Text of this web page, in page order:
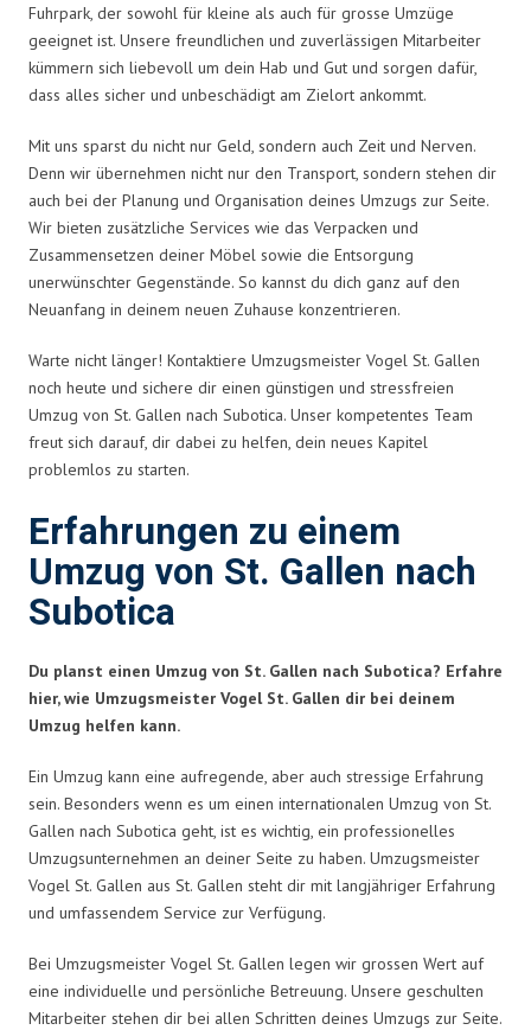
Fuhrpark, der sowohl für kleine als auch für grosse Umzüge
geeignet ist. Unsere freundlichen und zuverlässigen Mitarbeiter
kümmern sich liebevoll um dein Hab und Gut und sorgen dafür,
dass alles sicher und unbeschädigt am Zielort ankommt.
Mit uns sparst du nicht nur Geld, sondern auch Zeit und Nerven.
Denn wir übernehmen nicht nur den Transport, sondern stehen dir
auch bei der Planung und Organisation deines Umzugs zur Seite.
Wir bieten zusätzliche Services wie das Verpacken und
Zusammensetzen deiner Möbel sowie die Entsorgung
unerwünschter Gegenstände. So kannst du dich ganz auf den
Neuanfang in deinem neuen Zuhause konzentrieren.
Warte nicht länger! Kontaktiere Umzugsmeister Vogel St. Gallen
noch heute und sichere dir einen günstigen und stressfreien
Umzug von St. Gallen nach Subotica. Unser kompetentes Team
freut sich darauf, dir dabei zu helfen, dein neues Kapitel
problemlos zu starten.
Erfahrungen zu einem
Umzug von St. Gallen nach
Subotica
Du planst einen Umzug von St. Gallen nach Subotica? Erfahre
hier, wie Umzugsmeister Vogel St. Gallen dir bei deinem
Umzug helfen kann.
Ein Umzug kann eine aufregende, aber auch stressige Erfahrung
sein. Besonders wenn es um einen internationalen Umzug von St.
Gallen nach Subotica geht, ist es wichtig, ein professionelles
Umzugsunternehmen an deiner Seite zu haben. Umzugsmeister
Vogel St. Gallen aus St. Gallen steht dir mit langjähriger Erfahrung
und umfassendem Service zur Verfügung.
Bei Umzugsmeister Vogel St. Gallen legen wir grossen Wert auf
eine individuelle und persönliche Betreuung. Unsere geschulten
Mitarbeiter stehen dir bei allen Schritten deines Umzugs zur Seite.